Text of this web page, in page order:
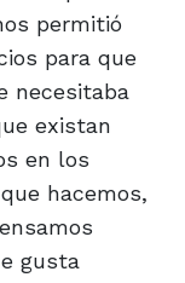
permitió
para que
necesitaba
existan
en los
hacemos,
gusta